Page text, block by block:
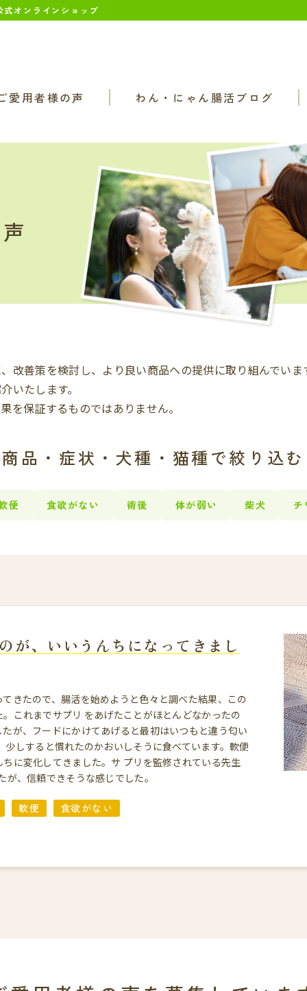
オンラインショップ
愛用者様の声 わん・にゃん腸活ブログ
改善策を検討し、より良い商品への提供に取り組んでいま
いたします。
保証するものではありません。
商品・症状・犬種・猫種で絞り込む
便 食欲がない 術後 体が弱い 柴犬 チ
が、いいうんちになってきまし
きたので、腸活を始めようと色々と調べた結果、この
これまでサプリ をあげたことがほとんどなかったの
が、フードにかけてあげると最初はいつもと違う匂い
少しすると慣れたのかおいしそうに食べています。軟便
に変化してきました。サ プリを監修されている先生
、信頼できそうな感じでした。
軟便 食欲がない